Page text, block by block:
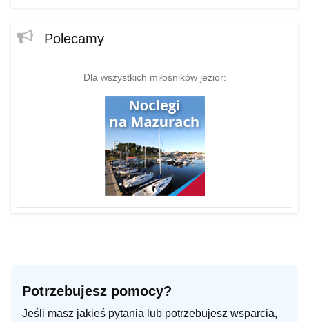
Polecamy
Dla wszystkich miłośników jezior:
Potrzebujesz pomocy?
Jeśli masz jakieś pytania lub potrzebujesz wsparcia,